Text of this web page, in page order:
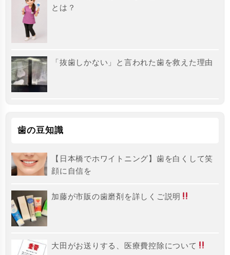
とは？
「抜歯しかない」と言われた歯を救えた理由
歯の豆知識
【日本橋でホワイトニング】歯を白くして笑
顔に自信を
加藤が市販の歯磨剤を詳しくご説明
大田がお送りする、医療費控除について